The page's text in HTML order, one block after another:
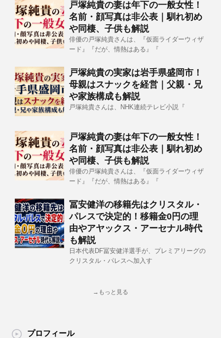
戸塚純貴の妻は年下の一般女性！
名前・顔写真は非公表｜馴れ初め
や同棲、子供も解説
俳優の戸塚純貴さんは、『仮面ライダーウィザ
ード』『だが、情熱はある』『
戸塚純貴の実家は岩手県盛岡市！
母親はスナックを経営｜父親・兄
や家族構成も解説
戸塚純貴さんは、NHK連続テレビ小説『
戸塚純貴の妻は年下の一般女性！
名前・顔写真は非公表｜馴れ初め
や同棲、子供も解説
俳優の戸塚純貴さんは、『仮面ライダーウィザ
ード』『だが、情熱はある』『
冨安健洋の移籍先はクリスタル・
パレスで決定的！移籍金0円の理
由やアヤックス・アーセナル時代
も解説
日本代表DF冨安健洋選手が、プレミアリーグの
クリスタル・パレスへ加入す
→もっと見る
プロフィール